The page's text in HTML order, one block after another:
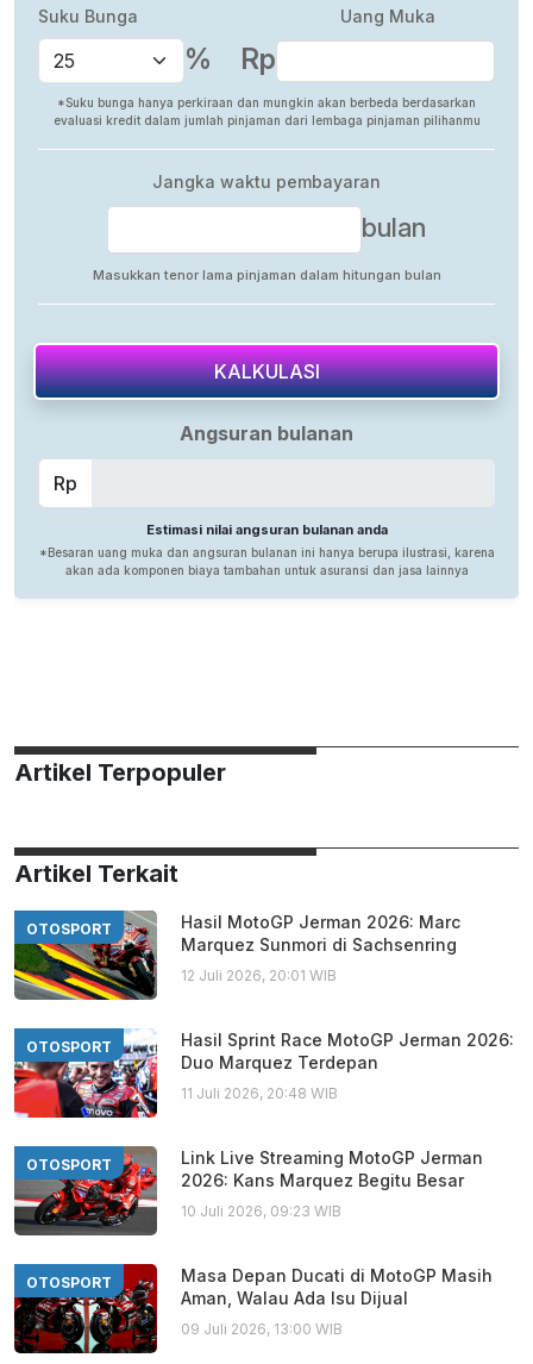
Artikel Terpopuler
Artikel Terkait
OTOSPORT
Hasil MotoGP Jerman 2026: Marc
Marquez Sunmori di Sachsenring
12 Juli 2026, 20:01 WIB
OTOSPORT
Hasil Sprint Race MotoGP Jerman 2026:
Duo Marquez Terdepan
11 Juli 2026, 20:48 WIB
OTOSPORT
Link Live Streaming MotoGP Jerman
2026: Kans Marquez Begitu Besar
10 Juli 2026, 09:23 WIB
OTOSPORT
Masa Depan Ducati di MotoGP Masih
Aman, Walau Ada Isu Dijual
09 Juli 2026, 13:00 WIB